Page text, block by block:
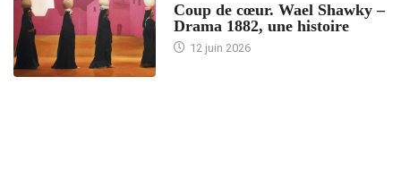
Coup de cœur. Wael Shawky –
Drama 1882, une histoire
12 juin 2026